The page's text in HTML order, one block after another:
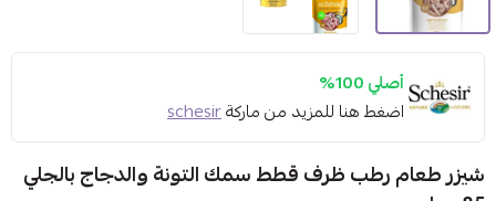
أصلي 100%
اضغط هنا للمزيد من ماركةschesir
شيزر طعام رطب ظرف قطط سمك التونة والدجاج بالجلي